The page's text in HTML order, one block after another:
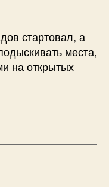
стартовал, а
места,
на открытых